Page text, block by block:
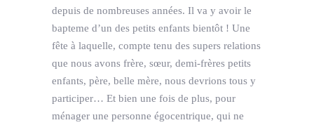
depuis de nombreuses années. Il va y avoir le
bapteme d’un des petits enfants bientôt ! Une
fête à laquelle, compte tenu des supers relations
que nous avons frère, sœur, demi-frères petits
enfants, père, belle mère, nous devrions tous y
participer… Et bien une fois de plus, pour
ménager une personne égocentrique, qui ne